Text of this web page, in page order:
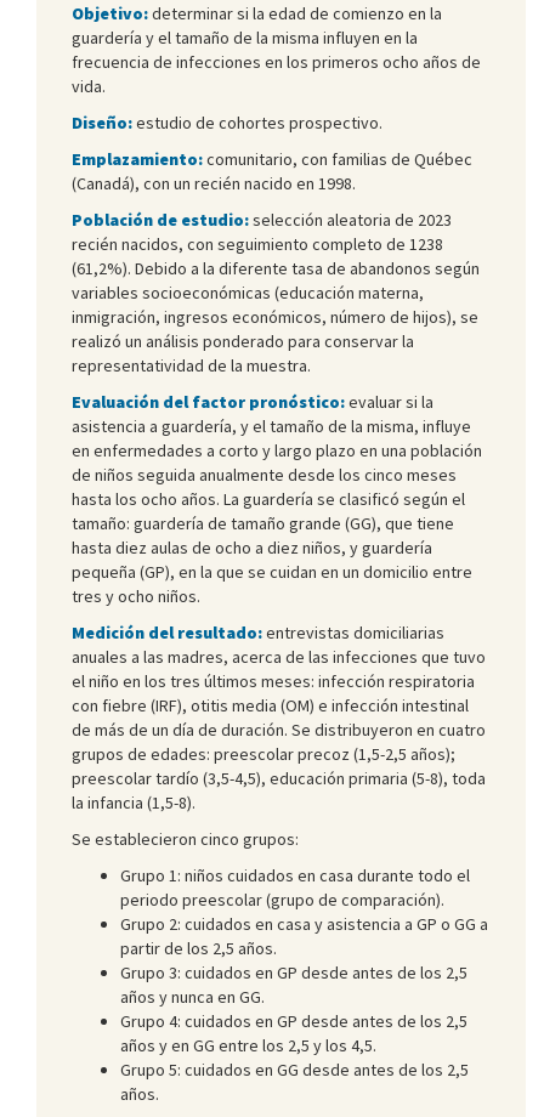
Objetivo:determinar si la edad de comienzo en la
guardería y el tamaño de la misma influyen en la
frecuencia de infecciones en los primeros ocho años de
vida.
Diseño:estudio de cohortes prospectivo.
Emplazamiento:comunitario, con familias de Québec
(Canadá), con un recién nacido en 1998.
Población de estudio:selección aleatoria de 2023
recién nacidos, con seguimiento completo de 1238
(61,2%). Debido a la diferente tasa de abandonos según
variables socioeconómicas (educación materna,
inmigración, ingresos económicos, número de hijos), se
realizó un análisis ponderado para conservar la
representatividad de la muestra.
Evaluación del factor pronóstico:evaluar si la
asistencia a guardería, y el tamaño de la misma, influye
en enfermedades a corto y largo plazo en una población
de niños seguida anualmente desde los cinco meses
hasta los ocho años. La guardería se clasificó según el
tamaño: guardería de tamaño grande (GG), que tiene
hasta diez aulas de ocho a diez niños, y guardería
pequeña (GP), en la que se cuidan en un domicilio entre
tres y ocho niños.
Medición del resultado:entrevistas domiciliarias
anuales a las madres, acerca de las infecciones que tuvo
el niño en los tres últimos meses: infección respiratoria
con fiebre (IRF), otitis media (OM) e infección intestinal
de más de un día de duración. Se distribuyeron en cuatro
grupos de edades: preescolar precoz (1,5-2,5 años);
preescolar tardío (3,5-4,5), educación primaria (5-8), toda
la infancia (1,5-8).
Se establecieron cinco grupos:
Grupo 1: niños cuidados en casa durante todo el
periodo preescolar (grupo de comparación).
Grupo 2: cuidados en casa y asistencia a GP o GG a
partir de los 2,5 años.
Grupo 3: cuidados en GP desde antes de los 2,5
años y nunca en GG.
Grupo 4: cuidados en GP desde antes de los 2,5
años y en GG entre los 2,5 y los 4,5.
Grupo 5: cuidados en GG desde antes de los 2,5
años.